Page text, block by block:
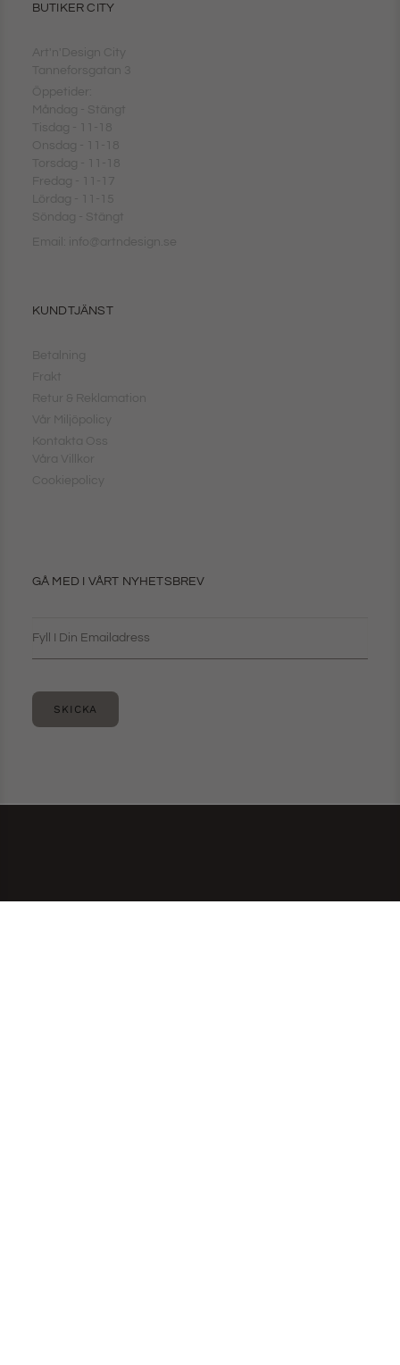
BUTIKER CITY
Art'n'Design City
Tanneforsgatan 3
Öppetider:
Måndag - Stängt
Tisdag - 11-18
Onsdag - 11-18
Torsdag - 11-18
Fredag - 11-17
Lördag - 11-15
Söndag - Stängt
Email: info@artndesign.se
KUNDTJÄNST
Betalning
Frakt
Retur & Reklamation
Vår Miljöpolicy
Kontakta Oss
Våra Villkor
Cookiepolicy
GÅ MED I VÅRT NYHETSBREV
SKICKA